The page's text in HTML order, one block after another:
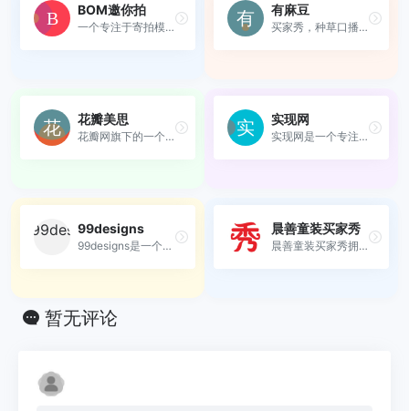
BOM邀你拍
一个专注于寄拍模特行业的平台
有麻豆
买家秀，种草口播，专业的模...
花瓣美思
花瓣网旗下的一个高端设计服...
实现网
实现网是一个专注于连接企业...
99designs
99designs是一个全球领先的在...
晨善童装买家秀
晨善童装买家秀拥有大量优质...
暂无评论